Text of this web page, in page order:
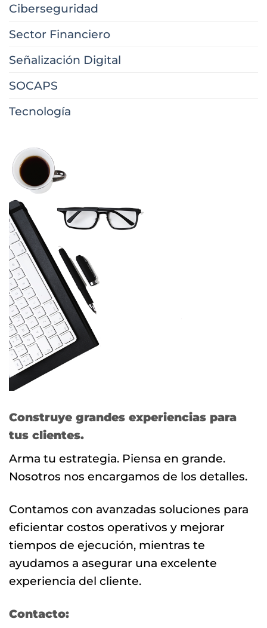
Ciberseguridad
Sector Financiero
Señalización Digital
SOCAPS
Tecnología
Construye grandes experiencias para
tus clientes.
Arma tu estrategia. Piensa en grande.
Nosotros nos encargamos de los detalles.
Contamos con avanzadas soluciones para
eficientar costos operativos y mejorar
tiempos de ejecución, mientras te
ayudamos a asegurar una excelente
experiencia del cliente.
Contacto: